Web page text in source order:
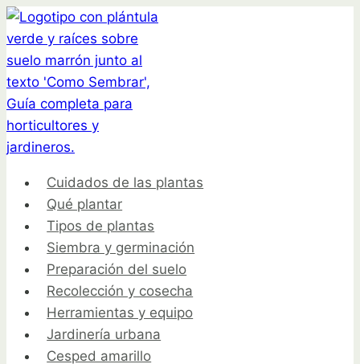
Saltar
al
contenido
Cuidados de las plantas
Qué plantar
Tipos de plantas
Siembra y germinación
Preparación del suelo
Recolección y cosecha
Herramientas y equipo
Jardinería urbana
Cesped amarillo